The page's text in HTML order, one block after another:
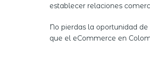
establecer relaciones
No pierdas la oportunidad
que el eCommerce en